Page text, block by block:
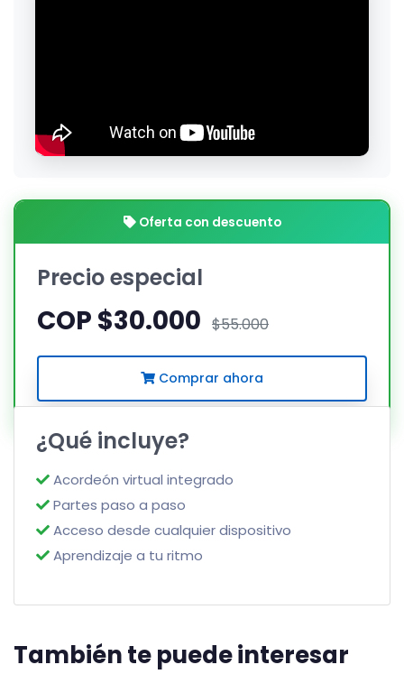
Oferta con descuento
Precio especial
COP $30.000 $55.000
Comprar ahora
¿Qué incluye?
Acordeón virtual integrado
Partes paso a paso
Acceso desde cualquier dispositivo
Aprendizaje a tu ritmo
También te puede interesar